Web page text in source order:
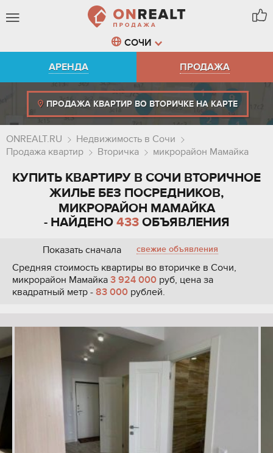
СОЧИ
АРЕНДА
ПРОДАЖА
ПРОДАЖА КВАРТИР ВО ВТОРИЧКЕ НА КАРТЕ
ONREALT.RU
Недвижимость в Сочи
Продажа квартир
Вторичка микрорайон Мамайка
КУПИТЬ КВАРТИРУ В СОЧИ ВТОРИЧНОЕ
ЖИЛЬЕ БЕЗ ПОСРЕДНИКОВ,
МИКРОРАЙОН МАМАЙКА
- НАЙДЕНО 433ОБЪЯВЛЕНИЯ
Показать сначала свежие объявления
Средняя стоимость квартиры во вторичке в Сочи,
микрорайон Мамайка 3 924 000 руб, цена за
квадратный метр - 83 000 рублей.